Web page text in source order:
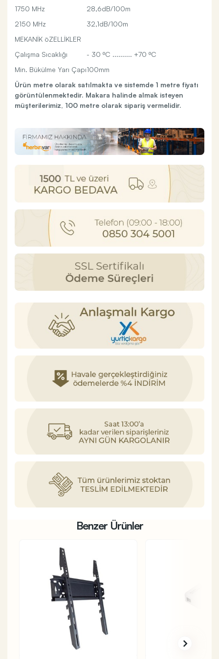
1750 MHz
28,6dB/100m
2150 MHz
32,1dB/100m
MEKANİK öZELLİKLER
Çalışma Sıcaklığı
- 30 ºC .......... +70 ºC
Min. Bükülme Yarı Çapı100mm
Ürün metre olarak satılmakta ve sistemde 1 metre fiyatı
görüntülenmektedir. Makara halinde almak isteyen
müşterilerimiz, 100 metre olarak sipariş vermelidir.
Benzer Ürünler